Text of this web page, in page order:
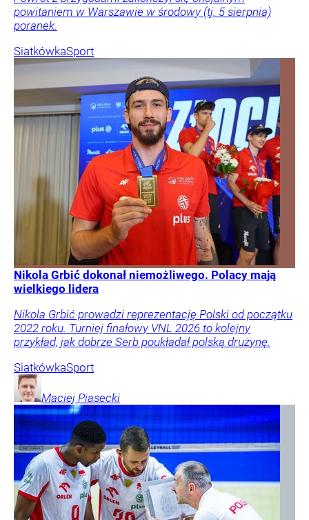
powitaniem w Warszawie w środowy (tj. 5 sierpnia)
poranek.
SiatkówkaSport
Nikola Grbić dokonał niemożliwego. Polacy mają
wielkiego lidera
Nikola Grbić prowadzi reprezentację Polski od początku
2022 roku. Turniej finałowy VNL 2026 to kolejny
przykład, jak dobrze Serb poukładał polską drużynę.
SiatkówkaSport
Maciej Piasecki